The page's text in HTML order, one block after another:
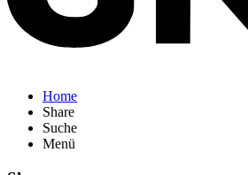
Home
Share
Suche
Menü